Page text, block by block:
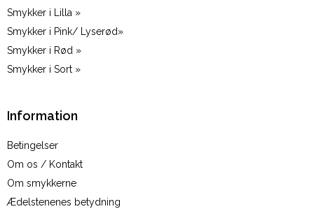
Smykker i Lilla »
Smykker i Pink/ Lyserød»
Smykker i Rød »
Smykker i Sort »
Information
Betingelser
Om os / Kontakt
Om smykkerne
Ædelstenenes betydning